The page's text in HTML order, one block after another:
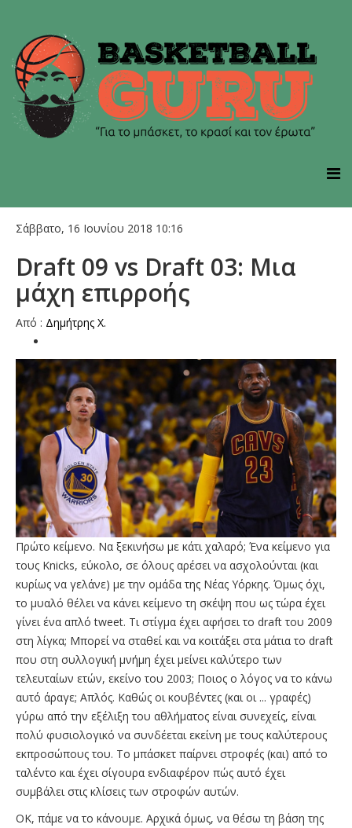
Σάββατο, 16 Ιουνίου 2018 10:16
Draft 09 vs Draft 03: Mια
μάχη επιρροής
Από : Δημήτρης Χ.
Πρώτο κείμενο. Να ξεκινήσω με κάτι χαλαρό; Ένα κείμενο για
τους Knicks, εύκολο, σε όλους αρέσει να ασχολούνται (και
κυρίως να γελάνε) με την ομάδα της Νέας Υόρκης. Όμως όχι,
το μυαλό θέλει να κάνει κείμενο τη σκέψη που ως τώρα έχει
γίνει ένα απλό tweet. Τι στίγμα έχει αφήσει το draft του 2009
στη λίγκα; Μπορεί να σταθεί και να κοιτάξει στα μάτια το draft
που στη συλλογική μνήμη έχει μείνει καλύτερο των
τελευταίων ετών, εκείνο του 2003; Ποιος ο λόγος να το κάνω
αυτό άραγε; Απλός. Καθώς οι κουβέντες (και οι ... γραφές)
γύρω από την εξέλιξη του αθλήματος είναι συνεχείς, είναι
πολύ φυσιολογικό να συνδέεται εκείνη με τους καλύτερους
εκπροσώπους του. Το μπάσκετ παίρνει στροφές (και) από το
ταλέντο και έχει σίγουρα ενδιαφέρον πώς αυτό έχει
συμβάλει στις κλίσεις των στροφών αυτών.
OK, πάμε να το κάνουμε. Αρχικά όμως, να θέσω τη βάση της